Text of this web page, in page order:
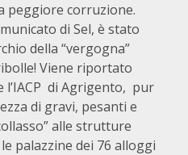
peggiore corruzione.
di Sel, è stato
della “vergogna”
Viene riportato
l’IACP di Agrigento, pur
di gravi, pesanti e
alle strutture
palazzine dei 76 alloggi